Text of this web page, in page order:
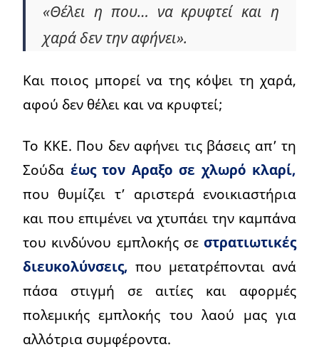
«Θέλει η που… να κρυφτεί και η
χαρά δεν την αφήνει».
Και ποιος μπορεί να της κόψει τη χαρά,
αφού δεν θέλει και να κρυφτεί;
Το ΚΚΕ. Που δεν αφήνει τις βάσεις απ’ τη
Σούδα έως τον Αραξο σε χλωρό κλαρί,
που θυμίζει τ’ αριστερά ενοικιαστήρια
και που επιμένει να χτυπάει την καμπάνα
του κινδύνου εμπλοκής σε στρατιωτικές
διευκολύνσεις, που μετατρέπονται ανά
πάσα στιγμή σε αιτίες και αφορμές
πολεμικής εμπλοκής του λαού μας για
αλλότρια συμφέροντα.